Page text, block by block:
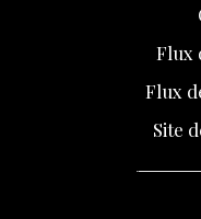
Flux
Flux
Site